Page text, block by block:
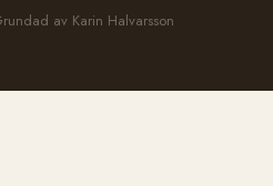
av Karin Halvarsson